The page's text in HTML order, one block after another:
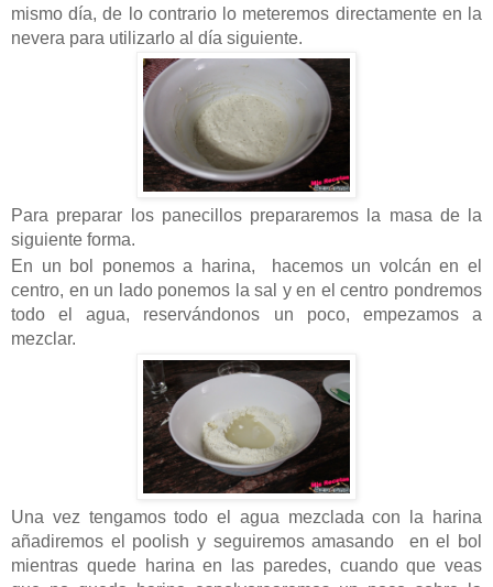
mismo día, de lo contrario lo meteremos directamente en la
nevera para utilizarlo al día siguiente.
Para preparar los panecillos prepararemos la masa de la
siguiente forma.
En un bol ponemos a harina, hacemos un volcán en el
centro, en un lado ponemos la sal y en el centro pondremos
todo el agua, reservándonos un poco, empezamos a
mezclar.
Una vez tengamos todo el agua mezclada con la harina
añadiremos el poolish y seguiremos amasando en el bol
mientras quede harina en las paredes, cuando que veas